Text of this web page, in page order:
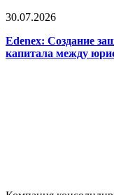
30.07.2026
Edenex: Создание
капитала между